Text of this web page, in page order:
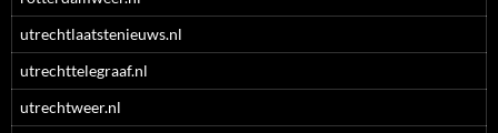
utrechtlaatstenieuws.nl
utrechttelegraaf.nl
utrechtweer.nl